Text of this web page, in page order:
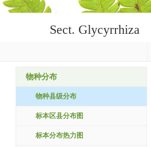
Sect. Glycyrrhiza
物种分布
物种县级分布
标本区县分布图
标本分布热力图